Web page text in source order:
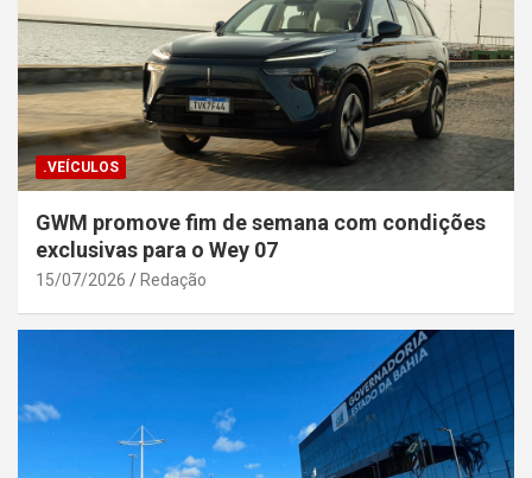
.VEÍCULOS
GWM promove fim de semana com condições
exclusivas para o Wey 07
15/07/2026 Redação